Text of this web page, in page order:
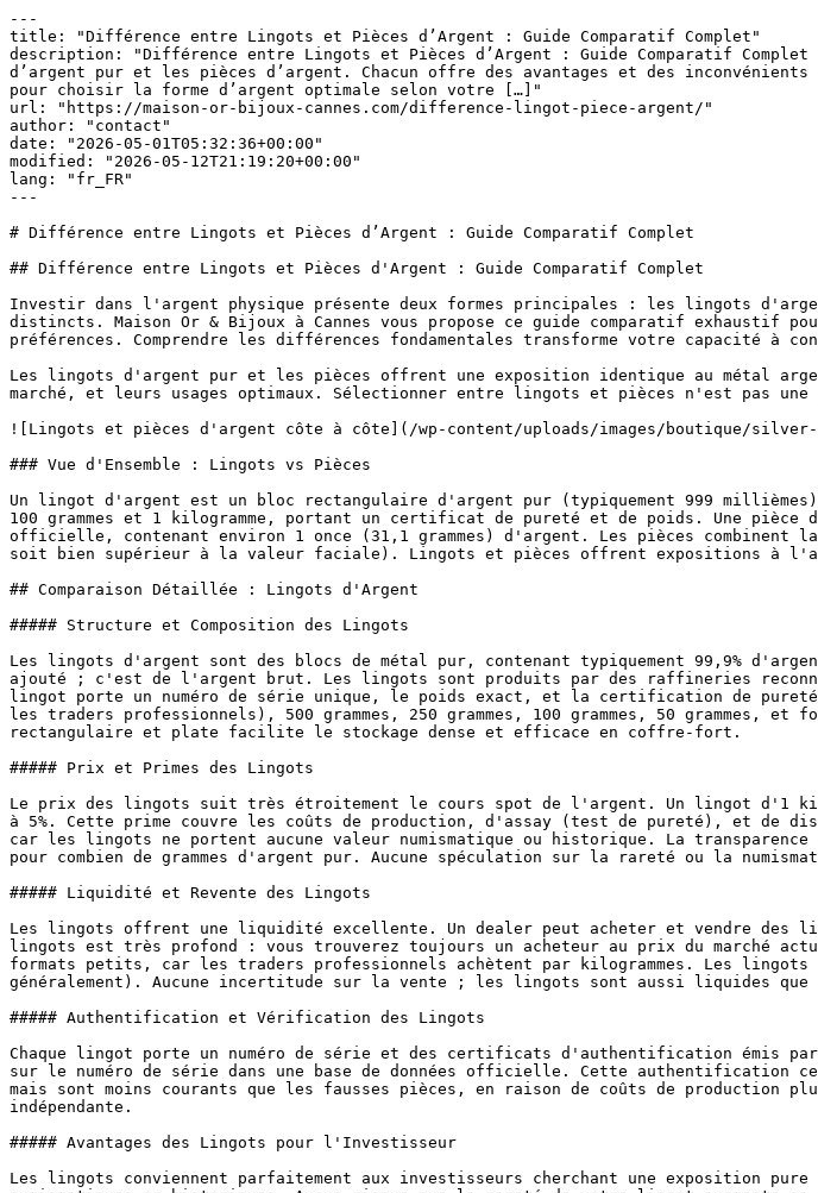
---
title: "Différence entre Lingots et Pièces d’Argent : Guide Comparatif Complet"
description: "Différence entre Lingots et Pièces d’Argent : Guide Comparatif Complet Investir dans l’argent physique présente deux formes principales : les lingots d’argent pur et les pièces d’argent. Chacun offre des avantages et des inconvénients distincts. Maison Or & Bijoux à Cannes vous propose ce guide comparatif exhaustif pour choisir la forme d’argent optimale selon votre […]"
url: "https://maison-or-bijoux-cannes.com/difference-lingot-piece-argent/"
author: "contact"
date: "2026-05-01T05:32:36+00:00"
modified: "2026-05-12T21:19:20+00:00"
lang: "fr_FR"
---

# Différence entre Lingots et Pièces d’Argent : Guide Comparatif Complet

## Différence entre Lingots et Pièces d'Argent : Guide Comparatif Complet

Investir dans l'argent physique présente deux formes principales : les lingots d'argent pur et les pièces d'argent. Chacun offre des avantages et des inconvénients distincts. Maison Or & Bijoux à Cannes vous propose ce guide comparatif exhaustif pour choisir la forme d'argent optimale selon votre profil, vos objectifs, et vos préférences. Comprendre les différences fondamentales transforme votre capacité à construire un portefeuille d'argent cohérent et efficace.

Les lingots d'argent pur et les pièces offrent une exposition identique au métal argent, mais diffèrent dans leur structure, leur prix, leurs caractéristiques de marché, et leurs usages optimaux. Sélectionner entre lingots et pièces n'est pas une question de supériorité absolue, mais d'adéquation à votre situation personnelle.

![Lingots et pièces d'argent côte à côte](/wp-content/uploads/images/boutique/silver-in-cannes.jpg)

### Vue d'Ensemble : Lingots vs Pièces

Un lingot d'argent est un bloc rectangulaire d'argent pur (typiquement 999 millièmes), frappé ou coulé par une raffinerie officielle. Un lingot standard pèse entre 100 grammes et 1 kilogramme, portant un certificat de pureté et de poids. Une pièce d'argent est une pièce circulaire frappée par un gouvernement ou une institution officielle, contenant environ 1 once (31,1 grammes) d'argent. Les pièces combinent la valeur du métal avec une valeur faciale officielle (bien que leur prix de marché soit bien supérieur à la valeur faciale). Lingots et pièces offrent expositions à l'argent brut, mais le chemin pour y arriver diffère significativement.

## Comparaison Détaillée : Lingots d'Argent

##### Structure et Composition des Lingots

Les lingots d'argent sont des blocs de métal pur, contenant typiquement 99,9% d'argent pur (999 millièmes) ou parfois 99,5% (995 millièmes). Aucun alliage n'est ajouté ; c'est de l'argent brut. Les lingots sont produits par des raffineries reconnaissables mondialement (PAMP Suisse, Johnson Matthey, Valcambi, Heraeus). Chaque lingot porte un numéro de série unique, le poids exact, et la certification de pureté. Les lingots disponibles en formats varient : 1 kilogramme (poids standard pour les traders professionnels), 500 grammes, 250 grammes, 100 grammes, 50 grammes, et formats d'1 once ou plus petits pour les petits investisseurs. La structure rectangulaire et plate facilite le stockage dense et efficace en coffre-fort.

##### Prix et Primes des Lingots

Le prix des lingots suit très étroitement le cours spot de l'argent. Un lingot d'1 kilogramme se vend typiquement à la valeur métallique plus une prime minimale de 1 à 5%. Cette prime couvre les coûts de production, d'assay (test de pureté), et de distribution. La prime est extrêmement faible comparée à d'autres formes d'argent, car les lingots ne portent aucune valeur numismatique ou historique. La transparence du pricing des lingots est excellente : vous savez exactement combien vous payez pour combien de grammes d'argent pur. Aucune spéculation sur la rareté ou la numismatique n'affecte le prix.

##### Liquidité et Revente des Lingots

Les lingots offrent une liquidité excellente. Un dealer peut acheter et vendre des lingots en quelques secondes, sans besoin d'expertise spécialisée. Le marché des lingots est très profond : vous trouverez toujours un acheteur au prix du marché actuel. Les lingots gros formats (1 kilogramme) offrent une liquidité supérieure aux formats petits, car les traders professionnels achètent par kilogrammes. Les lingots se revendent facilement avec une décote mineure du prix d'achat (2-5% généralement). Aucune incertitude sur la vente ; les lingots sont aussi liquides que le cash.

##### Authentification et Vérification des Lingots

Chaque lingot porte un numéro de série et des certificats d'authentification émis par la raffinerie. Lors de la revente, le dealer peut vérifier l'authenticité basée sur le numéro de série dans une base de données officielle. Cette authentification centralisée minimise le risque de contrefaçon. Les lingots contrefaits existent mais sont moins courants que les fausses pièces, en raison de coûts de production plus élevés. Peser et tester les lingots reste recommandé pour vérification indépendante.

##### Avantages des Lingots pour l'Investisseur

Les lingots conviennent parfaitement aux investisseurs cherchant une exposition pure au métal argent. Vous payer pour l'argent, pas pour des caractéristiques numismatiques or historiques. Aucun risque que la rareté de votre lingot augmente sa valeur (ni que diminue). L'accumulation d'argent via lingots offre un coût par gramme optimal, permettant d'accumuler de grandes quantités avec budget limitée. Les lingots de 1 kilogramme offrent les meilleurs coûts pour les accumulateurs sérieux.

##### Inconvénients des Lingots

Les lingots ne portent aucune valeur numismatique ou de collection. Un lingot d'argent de 1920 vaut exactement la même chose qu'un lingot de 2024 (même poids et pureté). L'apprentissage historique ou la passion de collection ne s'appliquent pas. Les petits formats de lingots (100 grammes ou moins) portent des primes plus importantes (10-15% du spot), réduisant l'efficacité de coûts. La revente de lingots très petits (10 grammes) peut être difficile ; les dealers préfèrent les gros formats.

## Comparaison Détaillée : Pièces d'Argent

##### Structure et Composition des Pièces

Les pièces d'argent sont frappées par les gouvernements ou les banques centrales. Les pièces officielles modernes (Maple Leaf canadienne, Britannia britannique, Philharmonique autrichienne) contiennent généralement 999 millièmes d'argent pur ou 950 millièmes. Chaque pièce porte une valeur faciale officielle (10 dollars pour la Maple Leaf, 2 pounds pour la Britannia), bien que leur prix de marché soit 10 à 15 fois supérieur à la valeur faciale. Les pièces sont circulaires, portent l'effigie du monarque ou du symbole national, et affichent le poids et le titre. Les formats standards sont 1 once (31,1035 grammes) pour les pièces modernes, mais les pièces anciennes varient en taille et poids. Les pièces anciennes de collection (pièces françaises, suisses, américaines de monnaie d'argent) portent des puretés variables (900, 835, ou autres titres selon l'époque).

##### Prix et Primes des Pièces

Le prix des pièces comprend deux composantes : la valeur métallique et la prime numismatique. Un pièce Maple Leaf 1 once se vend typiquement à 15 à 30% au-dessus du cours spot de l'argent. Cette prime couvre le coût de frappe, la reconnaissabilité mondiale, et la demande des collectionneurs. Les pièces rares ou anciennes portent des primes supérieures : une pièce de 100 francs suisse en argent ancien peut valoir 50 à 200% au-dessus du poids d'argent pur, selon la rareté et l'état. Les pièces très anciennes et très rares commandent des primes astronomiques, basées sur la demande des collectionneurs plutôt que sur la valeur métallique.

##### Liquidité et Revente des Pièces

Les pièces offrent une liquidité excellent pour les formats standards modernes (Maple Leaf, Britannia, Philharmonique). Les dealers mondiaux achètent et vendent ces pièces continuellement, offrant une liquidité proche des lingots. Cependant, les pièces rares ou anciennes présentent une liquidité inférieure. Une pièce rare peut nécessiter des semaines ou mois pour trouver l'acheteur au prix optimal. Les collectionneurs paient souvent mieux que les dealers, mais évaluer et contacter les collectionneurs prend du temps. Les pièces très anciennes peuvent nécessiter une expertise spécialisée pour vendre au meilleur prix.

##### Authentification et Vérification des Pièces

Les pièces modernes frappées par gouvernements sont difficiles à contrefaire en raison des technologies de frappe très sophistiquées. Cependant, les fausses pièces existent. L'authentification requiert l'inspection visuelle (poinçons, détails de frappe), les tests de poids, les tests magnétiques, et parfois des analyses chimiques. Les pièces rares bénéficient de services de certification professionnels (PCGS, NGC) qui émettent des certificats d'authentification avec numéros de série. Les pièces certifiées commandent primes supérieures à cause de la certification tierce.

##### Avantages des Pièces pour l'Investisseur

Les pièces offrent une exposition à l'argent avec un attrait additionnel : l'appréciation numismatique potentielle. Une pièce rare peut augmenter en valeur au-delà du seul prix du métal. Les collectionneurs paient des primes substantielles pour les pièces rares de millésimes spécifiques ou en bon état. L'engouement pour la collection de pièces offre une satisfaction psychologique et intellectuelle ; vous accumulez l'histoire, pas simplement du métal. Les pièces officielles jouissent d'une reconnaissance mondiale, facilitant les ventes même à distance.

##### Inconvénients des Pièces

Les pièces portent une prime supérieure à l'achat (15-30% pour les standards), réduisant votre exposition métallique par euro dépensé. Les pièces modernes non rares (Maple Leaf de 2020) n'offrent aucune appréciation numismatique ; vous payez la prime à l'achat mais ne la récupérez pas à la revente. L'évaluation des primes numismatiq